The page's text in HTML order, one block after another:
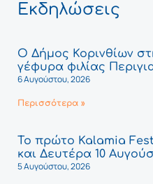
Εκδηλώσεις
Ο Δήμος Κορινθίων
γέφυρα φιλίας
6 Αυγούστου, 2026
Περισσότερα »
Το πρώτο Kalamia
και Δευτέρα 10
5 Αυγούστου, 2026